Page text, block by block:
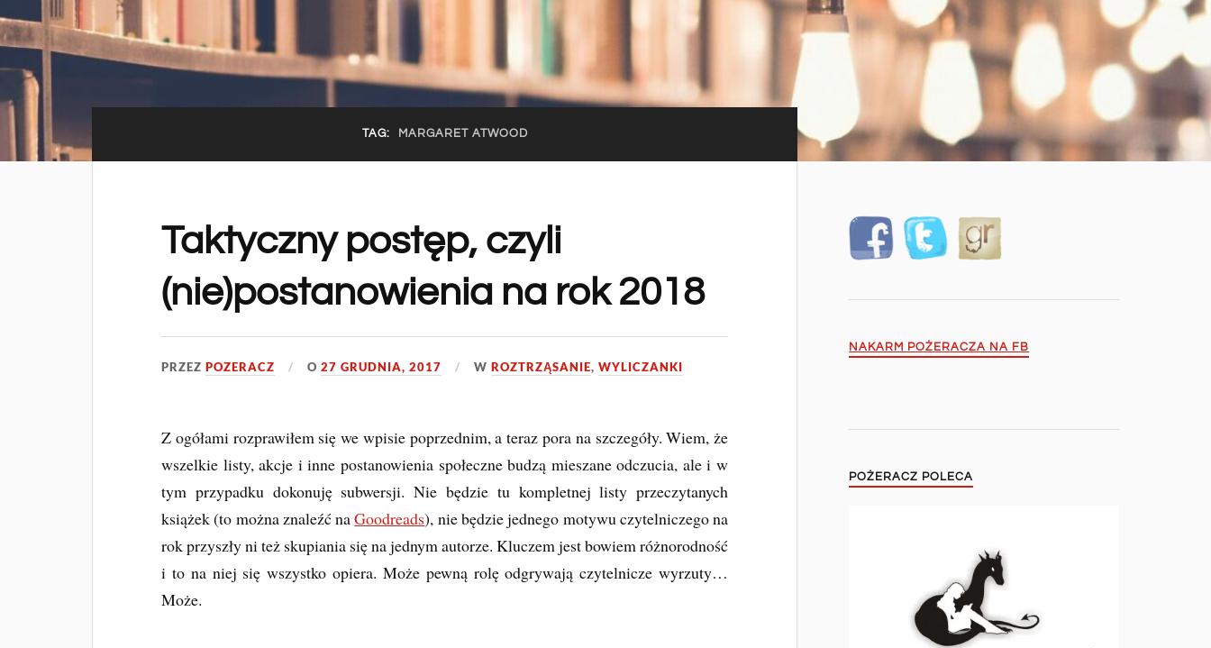
TAG: MARGARET ATWOOD
Taktyczny postęp, czyli
(nie)postanowienia na rok 2018
PRZEZPOZERACZ O27 GRUDNIA, 2017 WROZTRZĄSANIE,WYLICZANKI
Z ogółami rozprawiłem się we wpisie poprzednim, a teraz pora na szczegóły. Wiem, że
wszelkie listy, akcje i inne postanowienia społeczne budzą mieszane odczucia, ale i w
tym przypadku dokonuję subwersji. Nie będzie tu kompletnej listy przeczytanych
książek (to można znaleźć naGoodreads), nie będzie jednego motywu czytelniczego na
rok przyszły ni też skupiania się na jednym autorze. Kluczem jest bowiem różnorodność
i to na niej się wszystko opiera. Może pewną rolę odgrywają czytelnicze wyrzuty…
Może.
NAKARM POŻERACZA NA FB
POŻERACZ POLECA